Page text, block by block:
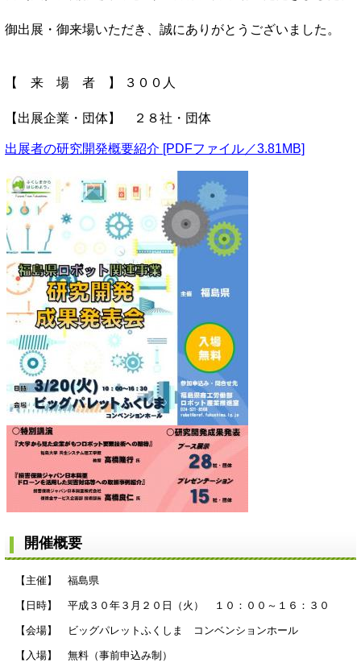
御出展・御来場いただき、誠にありがとうございました。
【 来 場 者 】 ３００人
【出展企業・団体】 ２８社・団体
出展者の研究開発概要紹介 [PDFファイル／3.81MB]
開催概要
【主催】 福島県
【日時】 平成３０年３月２０日（火） １０：００～１６：３０
【会場】 ビッグパレットふくしま コンベンションホール
【入場】 無料（事前申込み制）